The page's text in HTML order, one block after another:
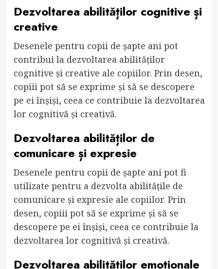
Dezvoltarea abilităților cognitive și
creative
Desenele pentru copii de șapte ani pot
contribui la dezvoltarea abilităților
cognitive și creative ale copiilor. Prin desen,
copiii pot să se exprime și să se descopere
pe ei înșiși, ceea ce contribuie la dezvoltarea
lor cognitivă și creativă.
Dezvoltarea abilităților de
comunicare și expresie
Desenele pentru copii de șapte ani pot fi
utilizate pentru a dezvolta abilitățile de
comunicare și expresie ale copiilor. Prin
desen, copiii pot să se exprime și să se
descopere pe ei înșiși, ceea ce contribuie la
dezvoltarea lor cognitivă și creativă.
Dezvoltarea abilităților emoționale